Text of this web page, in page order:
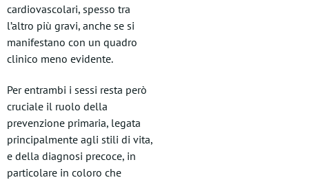
cardiovascolari, spesso tra
l’altro più gravi, anche se si
manifestano con un quadro
clinico meno evidente.
Per entrambi i sessi resta però
cruciale il ruolo della
prevenzione primaria, legata
principalmente agli stili di vita,
e della diagnosi precoce, in
particolare in coloro che